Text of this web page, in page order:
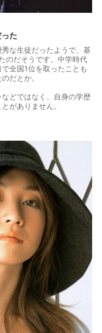
た
な生徒だったようで、基
のだそうです。中学時代
全国1位を取ったことも
だとか。
どではなく、自身の学歴
がありません。